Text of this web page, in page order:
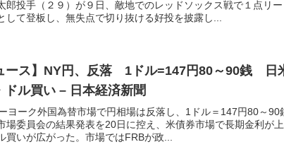
郎投手（２９）が９日、敵地でのレッドソックス戦で１点リ
して登板し、無失点で切り抜ける好投を披露し...
ース】NY円、反落 1ドル=147円80～90銭 日
ル買い – 日本経済新聞
ヨーク外国為替市場で円相場は反落し、1ドル＝147円80～90
場委員会の結果発表を20日に控え、米債券市場で長期金利が
買いが広がった。市場ではFRBが政...